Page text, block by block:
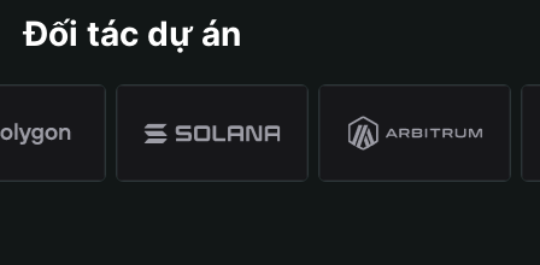
Đối tác dự án